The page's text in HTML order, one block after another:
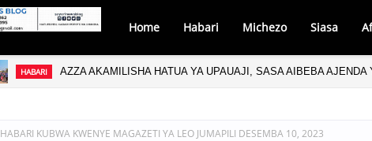
Home Habari Michezo Siasa
HABARI AZZA AKAMILISHA HATUA YA UPAUAJI, SASA AIBEBA
HABARI KUBWA KWENYE MAGAZETI YA LEO JUMAPILI DESEMBA 10, 2023